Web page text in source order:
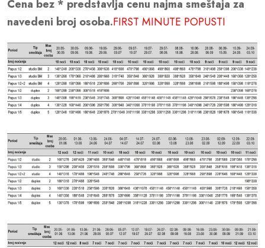
Cena bez * predstavlja cenu najma smeštaja za
navedeni broj osoba.FIRST MINUTE POPUSTI